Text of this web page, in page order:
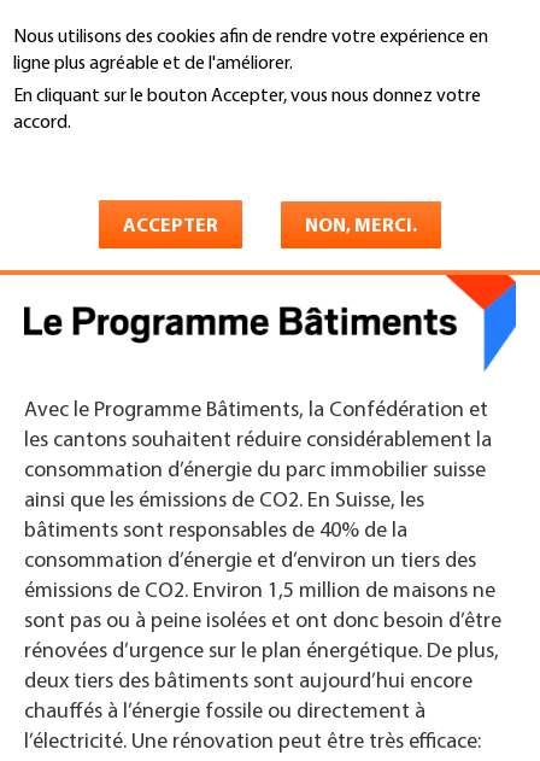
Nous utilisons des cookies afin de rendre votre expérience en
ligne plus agréable et de l'améliorer.
En cliquant sur le bouton Accepter, vous nous donnez votre
accord.
ACCEPTER NON, MERCI.
au
contenu
principal
Recherche
You
Avec le Programme Bâtiments, la Confédération et
les cantons souhaitent réduire considérablement la
consommation d’énergie du parc immobilier suisse
ainsi que les émissions de CO2. En Suisse, les
bâtiments sont responsables de 40% de la
consommation d’énergie et d’environ un tiers des
émissions de CO2. Environ 1,5 million de maisons ne
sont pas ou à peine isolées et ont donc besoin d’être
rénovées d’urgence sur le plan énergétique. De plus,
deux tiers des bâtiments sont aujourd’hui encore
chauffés à l’énergie fossile ou directement à
l’électricité. Une rénovation peut être très efficace: